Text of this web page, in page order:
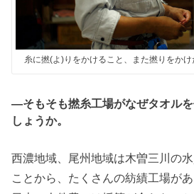
糸に撚(よ)りをかけること、また撚りをかけ
―そもそも撚糸工場がなぜタオル
しょうか。
西濃地域、尾州地域は木曽三川の
ことから、たくさんの紡績工場が